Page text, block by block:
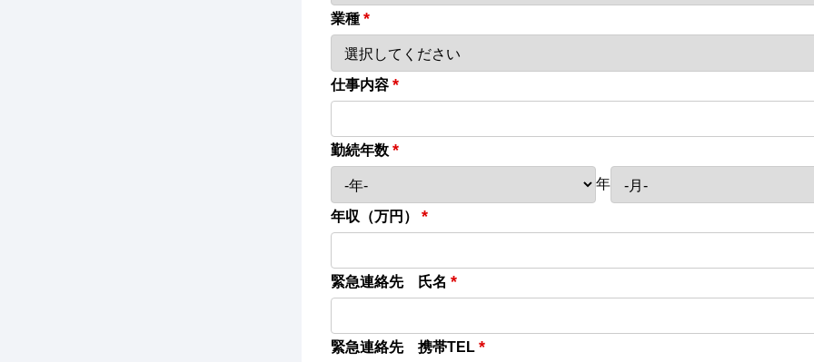
業種 *
仕事内容 *
勤続年数 *
年
年収（万円） *
緊急連絡先 氏名 *
緊急連絡先 携帯TEL *